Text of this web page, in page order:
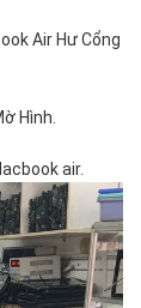
Air Hư Cổng
Hình.
air.